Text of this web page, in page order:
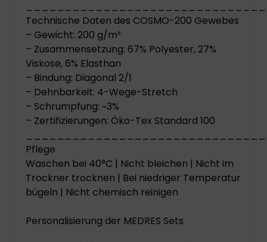
Technische Daten des COSMO-200 Gewebes
– Gewicht: 200 g/m²
– Zusammensetzung: 67% Polyester, 27%
Viskose, 6% Elasthan
– Bindung: Diagonal 2/1
– Dehnbarkeit: 4-Wege-Stretch
– Schrumpfung: ~3%
– Zertifizierungen: Öko-Tex Standard 100
Pflege
Waschen bei 40°C | Nicht bleichen | Nicht im
Trockner trocknen | Bei niedriger Temperatur
bügeln | Nicht chemisch reinigen
Personalisierung der MEDRES Sets